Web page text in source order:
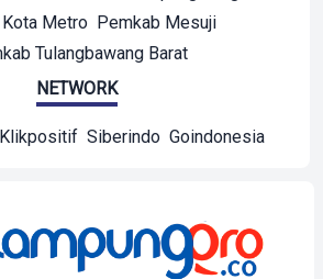
Metro Pemkab Mesuji
Tulangbawang Barat
NETWORK
Klikpositif Siberindo Goindonesia